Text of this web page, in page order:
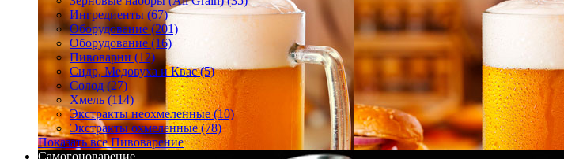
Ингредиенты (67)
Оборудование (201)
Оборудование (16)
Пивоварни (12)
Сидр, Медовуха и Квас (5)
Солод (27)
Хмель (114)
Экстракты неохмеленные (10)
Экстракты охмеленные (78)
Показать все Пивоварение